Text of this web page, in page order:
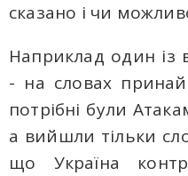
сказано і чи
Наприклад один із
- на словах
потрібні були
а вийшли тільки
що Україна